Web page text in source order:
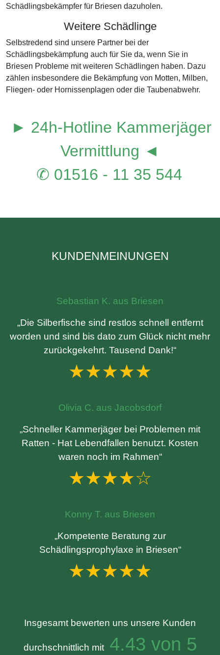
Schädlingsbekämpfer für Briesen dazuholen.
Weitere Schädlinge
Selbstredend sind unsere Partner bei der
Schädlingsbekämpfung auch für Sie da, wenn Sie in
Briesen Probleme mit weiteren Schädlingen haben. Dazu
zählen insbesondere die Bekämpfung von Motten, Milben,
Fliegen- oder Hornissenplagen oder die Taubenabwehr.
► 24h-Hotline Kammerjäger
Vermittlung ◄
✆ 01516 - 11 35 544
KUNDENMEINUNGEN
Sebastian K. aus Briesen
„Die Silberfische sind restlos schnell entfernt
worden und sind bis dato zum Glück nicht mehr
zurückgekehrt. Tausend Dank!“
★★★★★
Olivia C. aus Jacobsdorf
„Schneller Kammerjäger bei Problemen mit
Ratten - Hat Lebendfallen benutzt. Kosten
waren noch im Rahmen“
★★★★☆
Konny T. aus Briesen
„Kompetente Beratung zur
Schädlingsprophylaxe in Briesen“
★★★★★
Insgesamt bewerten uns unsere Kunden
durchschnittlich mit4.43 von 5